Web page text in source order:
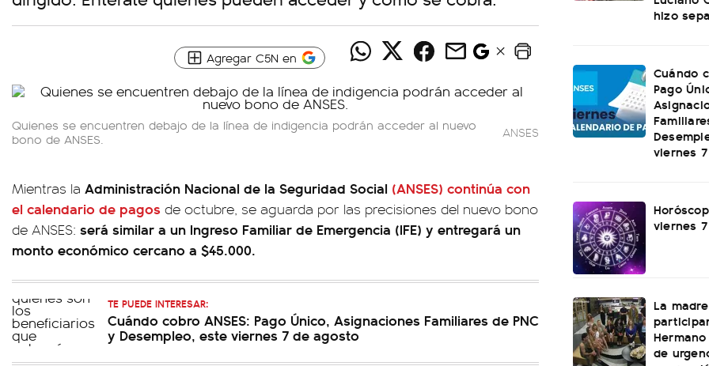
Agregar C5N en
Quienes se encuentren debajo de la línea de indigencia podrán acceder al nuevo
bono de ANSES.
ANSES
Mientras la Administración Nacional de la Seguridad Social (ANSES) continúa con
el calendario de pagos de octubre, se aguarda por las precisiones del nuevo bono
de ANSES: será similar a un Ingreso Familiar de Emergencia (IFE) y entregará un
monto económico cercano a $45.000.
TE PUEDE INTERESAR:
Cuándo cobro ANSES: Pago Único, Asignaciones Familiares de PNC
y Desempleo, este viernes 7 de agosto
hizo
Cuándo
Pago
viernes
viernes
La
de